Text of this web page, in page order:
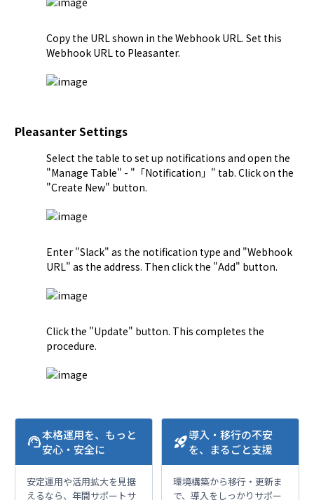
Copy the URL shown in the Webhook URL. Set this
Pleasanter Settings
Select the table to set up notifications and open the
"Manage Table" - "「Notification」" tab. Click on the
Enter "Slack" as the notification type and "Webhook
Click the "Update" button. This completes the
support_agent本格運用を、もっと
安心・安全に
安定運用や活用拡大を見据
えるなら、年間サポートサ
rocket_launch導入・移行の不安
を、まるごと支援
環境構築から移行・更新ま
で、導入をしっかりサポー